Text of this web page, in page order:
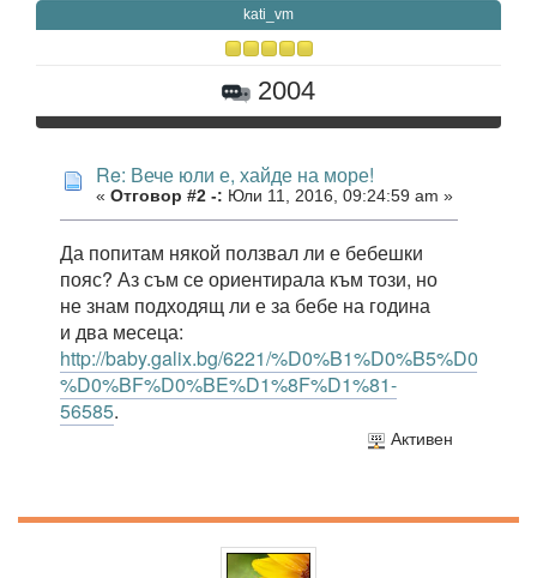
kati_vm
2004
Re: Вече юли е, хайде на море!
« Отговор #2 -: Юли 11, 2016, 09:24:59 am »
Да попитам някой ползвал ли е бебешки
пояс? Аз съм се ориентирала към този, но
не знам подходящ ли е за бебе на година
и два месеца:
http://baby.galix.bg/6221/
%D0%BF%D0%BE%D1%8F%D1%81-
56585.
Активен